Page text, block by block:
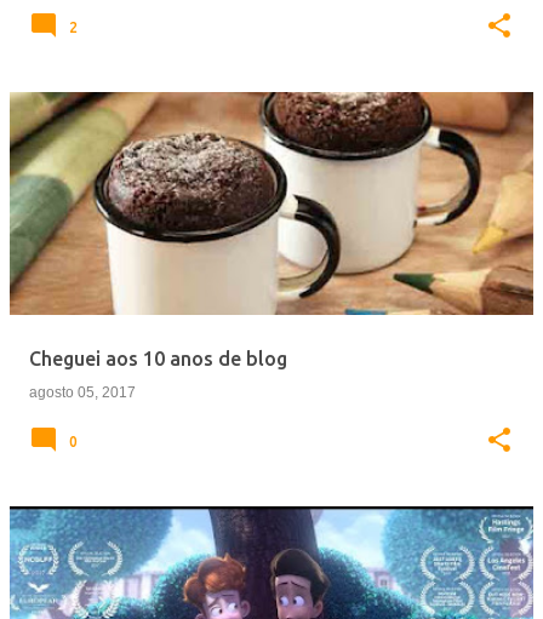
2
Cheguei aos 10 anos de blog
agosto 05, 2017
0